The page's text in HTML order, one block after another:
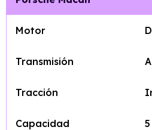
Motor
Transmisión
Tracción
Capacidad